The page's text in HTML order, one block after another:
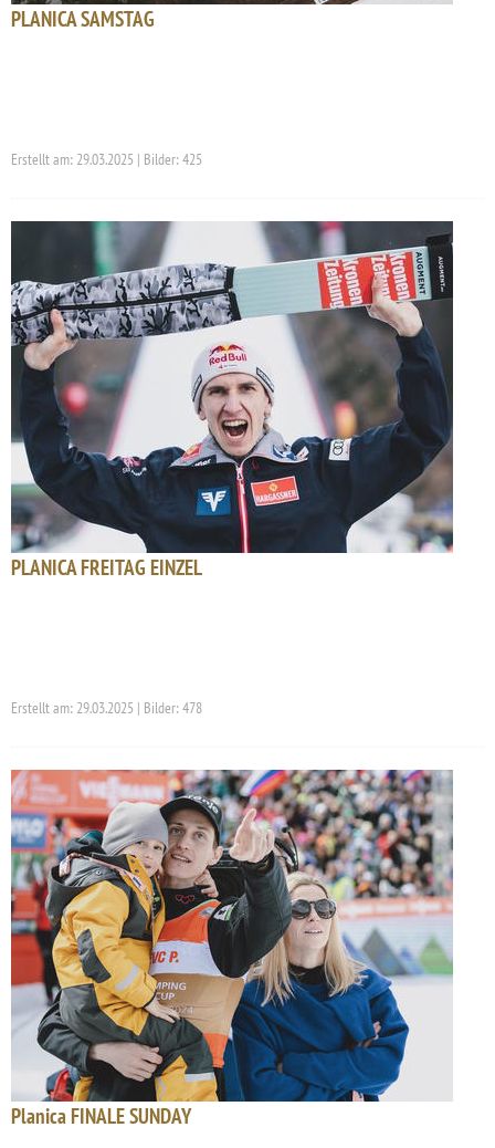
PLANICA SAMSTAG
Erstellt am: 29.03.2025 | Bilder: 425
PLANICA FREITAG EINZEL
Erstellt am: 29.03.2025 | Bilder: 478
Planica FINALE SUNDAY